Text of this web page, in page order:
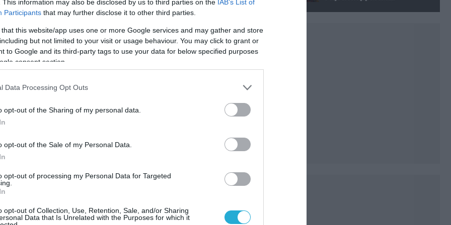
This information may also be disclosed by us to third parties on the IAB’s List of
Participants that may further disclose it to other third parties.
that this website/app uses one or more Google services and may gather and store
but not limited to your visit or usage behaviour. You may click to grant or
to Google and its third-party tags to use your data for below specified purposes
consent section.
Data Processing Opt Outs
opt-out of the Sharing of my personal data.
opt-out of the Sale of my Personal Data.
opt-out of processing my Personal Data for Targeted
opt-out of Collection, Use, Retention, Sale, and/or Sharing
Data that Is Unrelated with the Purposes for which it
σχηματίστηκε δικογραφία
να οδηγηθεί στην εισαγγελία Πρωτοδικών
defencenet.gr
ΑΡΘΡΟ
νεαρό ζευγάρι